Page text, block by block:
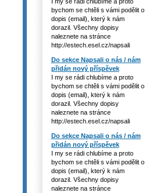
bychom se chtěli s vámi podělit o
dopis (email), který k nám
dorazil. Všechny dopisy
naleznete na stránce
http://estech.esel.cz/napsali
Do sekce Napsali o nás / nám
přidán nový příspěvek
I my se rádi chlubíme a proto
bychom se chtěli s vámi podělit o
dopis (email), který k nám
dorazil. Všechny dopisy
naleznete na stránce
http://estech.esel.cz/napsali
Do sekce Napsali o nás / nám
přidán nový příspěvek
I my se rádi chlubíme a proto
bychom se chtěli s vámi podělit o
dopis (email), který k nám
dorazil. Všechny dopisy
naleznete na stránce